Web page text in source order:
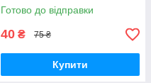
Готово до відправки
40 ₴ 75 ₴
Купити